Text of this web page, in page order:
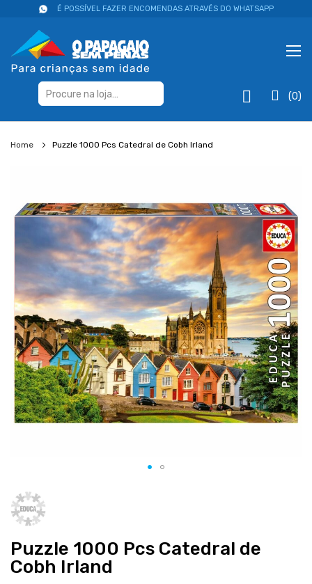
É POSSÍVEL FAZER ENCOMENDAS ATRAVÉS DO WHATSAPP
(0)
Home Puzzle 1000 Pcs Catedral de Cobh Irland
Puzzle 1000 Pcs Catedral de
Cobh Irland
final
galeria
de
imagens
para
o
início
da
galeria
de